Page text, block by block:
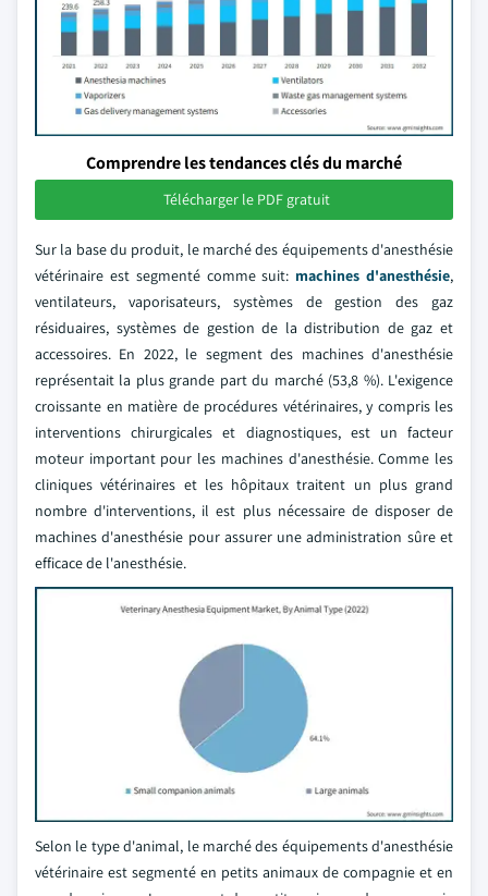
Comprendre les tendances clés du marché
Télécharger le PDF gratuit
Sur la base du produit, le marché des équipements d'anesthésie
vétérinaire est segmenté comme suit: machines d'anesthésie,
ventilateurs, vaporisateurs, systèmes de gestion des gaz
résiduaires, systèmes de gestion de la distribution de gaz et
accessoires. En 2022, le segment des machines d'anesthésie
représentait la plus grande part du marché (53,8 %). L'exigence
croissante en matière de procédures vétérinaires, y compris les
interventions chirurgicales et diagnostiques, est un facteur
moteur important pour les machines d'anesthésie. Comme les
cliniques vétérinaires et les hôpitaux traitent un plus grand
nombre d'interventions, il est plus nécessaire de disposer de
machines d'anesthésie pour assurer une administration sûre et
efficace de l'anesthésie.
Selon le type d'animal, le marché des équipements d'anesthésie
vétérinaire est segmenté en petits animaux de compagnie et en